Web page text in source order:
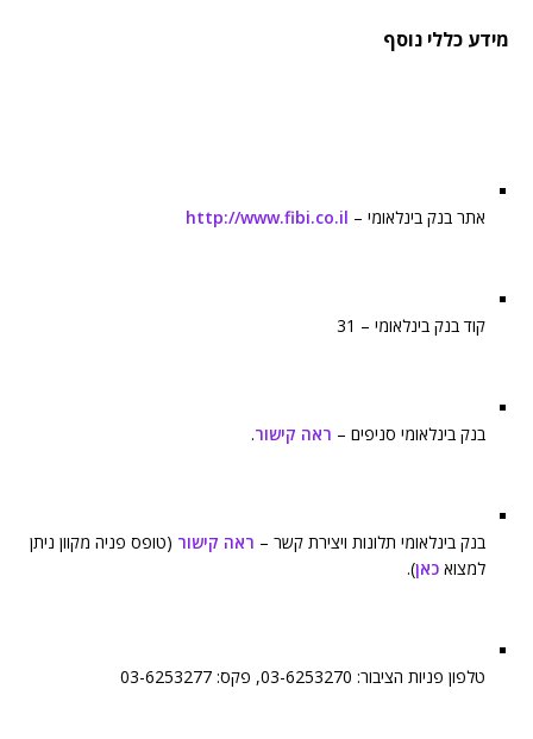
מידע כללי נוסף
אתר בנק בינלאומי – http://www.fibi.co.il
קוד בנק בינלאומי – 31
בנק בינלאומי סניפים – ראה קישור.
בנק בינלאומי תלונות ויצירת קשר – ראה קישור (טופס פניה מקוון ניתן
למצוא כאן).
טלפון פניות הציבור: 03-6253270, פקס: 03-6253277